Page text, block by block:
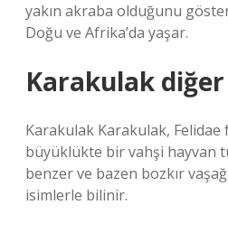
yakın akraba olduğunu
Doğu ve Afrika’da yaşar.
Karakulak diğer
Karakulak Karakulak, Felidae
büyüklükte bir vahşi hayvan
benzer ve bazen bozkır
isimlerle bilinir.